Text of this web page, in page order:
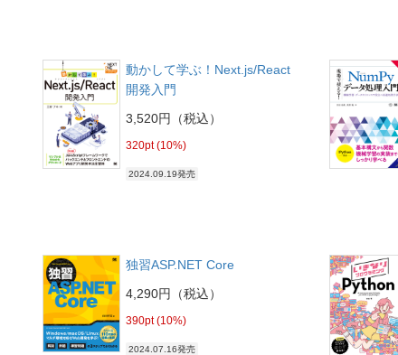
動かして学ぶ！Next.js/React
開発入門
3,520円（税込）
320pt (10%)
2024.09.19発売
独習ASP.NET Core
4,290円（税込）
390pt (10%)
2024.07.16発売